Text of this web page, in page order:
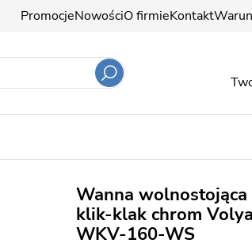
PromocjeNowościO firmieKontakt
Wanna wolnostojąca
klik-klak chrom
WKV-160-WS